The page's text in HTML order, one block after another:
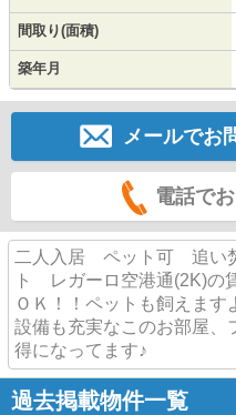
間取り(面積)
築年月
メールでお
電話で
二人入居 ペット可 追い
ト レガーロ空港通(2K)の
ＯＫ！！ペットも飼えま
設備も充実なこのお部屋、
得になってます♪
過去掲載物件一覧